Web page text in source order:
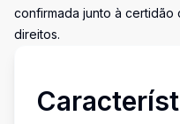
confirmada junto à
direitos.